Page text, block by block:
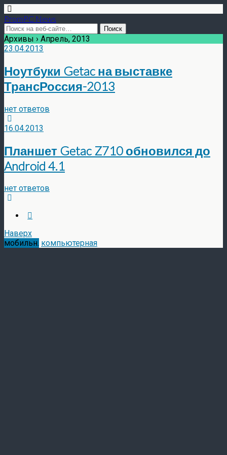
PromPC News
Архивы › Апрель, 2013
23.04.2013
Ноутбуки Getac на выставке
ТрансРоссия-2013
нет ответов
16.04.2013
Планшет Getac Z710 обновился до
Android 4.1
нет ответов
Наверх
мобильн. компьютерная